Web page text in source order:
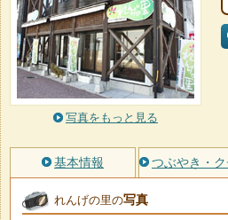
写真をもっと見る
基本情報 つぶやき・ク
れんげの里の写真